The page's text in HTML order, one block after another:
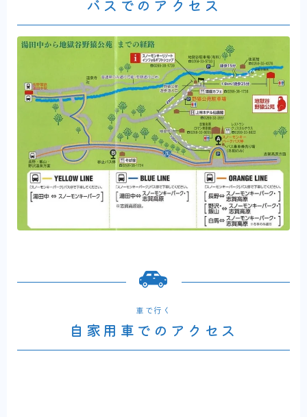
バスでのアクセス
車で行く
自家用車でのアクセス